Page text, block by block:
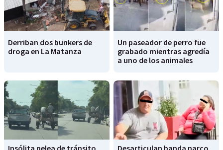
Derriban dos bunkers de
droga en La Matanza
Un paseador de perro fue
grabado mientras agredía
a uno de los animales
Insólita pelea de tránsito Desarticulan banda narco